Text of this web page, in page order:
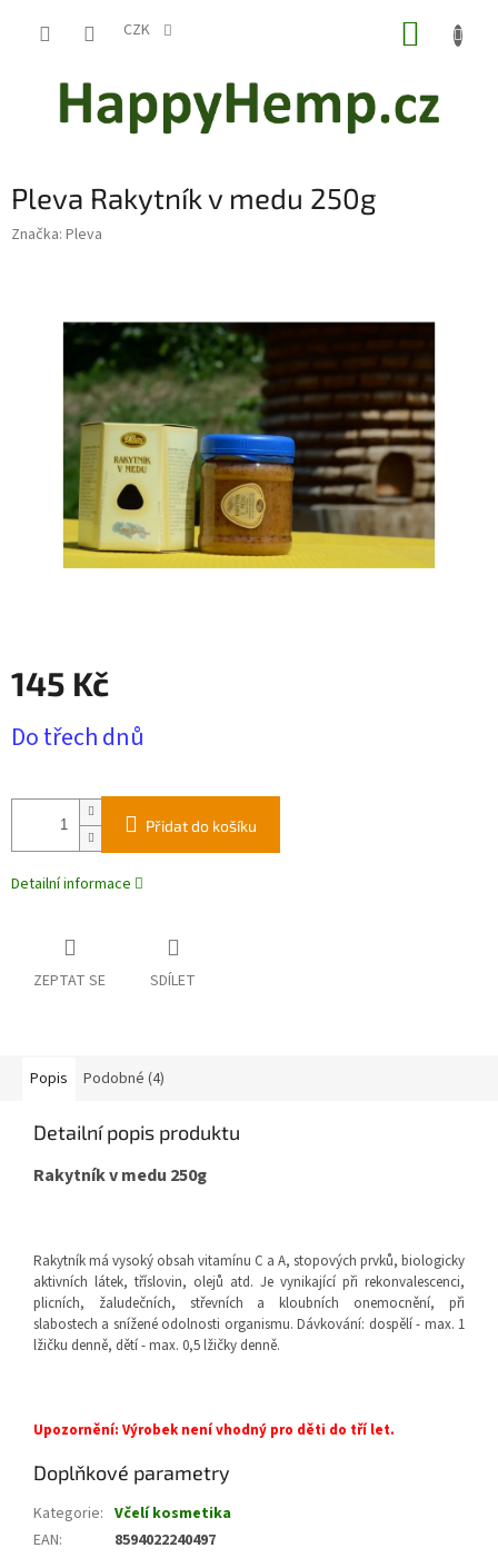
CZK
Pleva Rakytník v medu 250g
Značka: Pleva
145 Kč
cena:
Do třech dnů
Přidat do košíku
Detailní informace
ZEPTAT SE SDÍLET
Popis Podobné (4)
Detailní popis produktu
Rakytník v medu 250g
Rakytník má vysoký obsah vitamínu C a A, stopových prvků, biologicky
aktivních látek, tříslovin, olejů atd. Je vynikající při rekonvalescenci,
plicních, žaludečních, střevních a kloubních onemocnění, při
slabostech a snížené odolnosti organismu. Dávkování: dospělí - max. 1
lžičku denně, dětí - max. 0,5 lžičky denně.
Upozornění: Výrobek není vhodný pro děti do tří let.
Doplňkové parametry
Kategorie: Včelí kosmetika
EAN: 8594022240497